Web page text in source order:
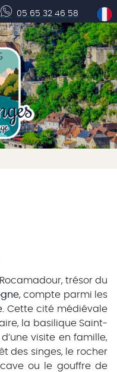
05 65 32 46 58
trésor du
, compte parmi les
Cette cité médiévale
la basilique Saint-
visite en famille,
des singes, le rocher
ou le gouffre de